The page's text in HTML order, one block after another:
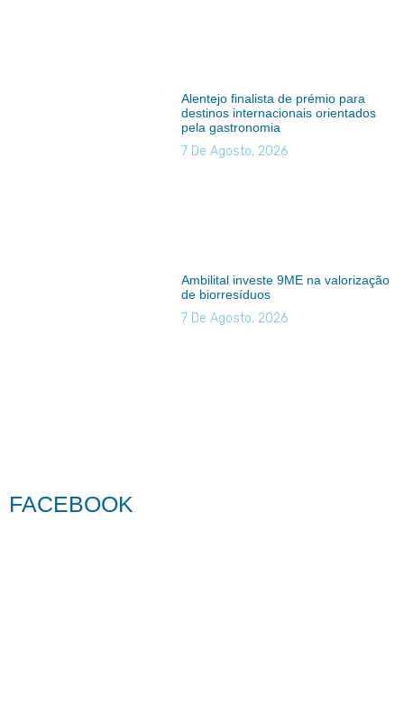
Alentejo finalista de prémio para
destinos internacionais orientados
pela gastronomia
7 De Agosto, 2026
Ambilital investe 9ME na valorização
de biorresíduos
7 De Agosto, 2026
FACEBOOK